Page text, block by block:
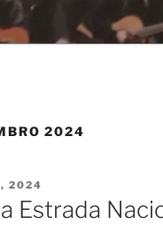
2024
2024
Estrada